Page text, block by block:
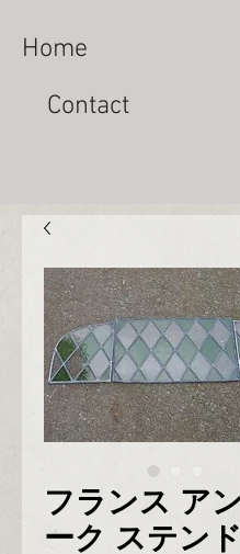
Home
Contact
フランス ア
ーク ステン